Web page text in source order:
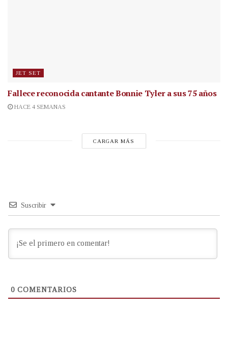
JET SET
Fallece reconocida cantanteBonnie Tyler a sus 75 años
HACE 4 SEMANAS
CARGAR MÁS
Suscribir
0 COMENTARIOS